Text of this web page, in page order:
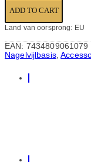
ADD TO CART
Land van oorsprong: EU
EAN: 7434809061079
Nagelvijlbasis,